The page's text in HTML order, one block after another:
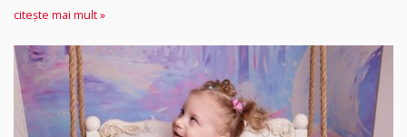
citește mai mult »